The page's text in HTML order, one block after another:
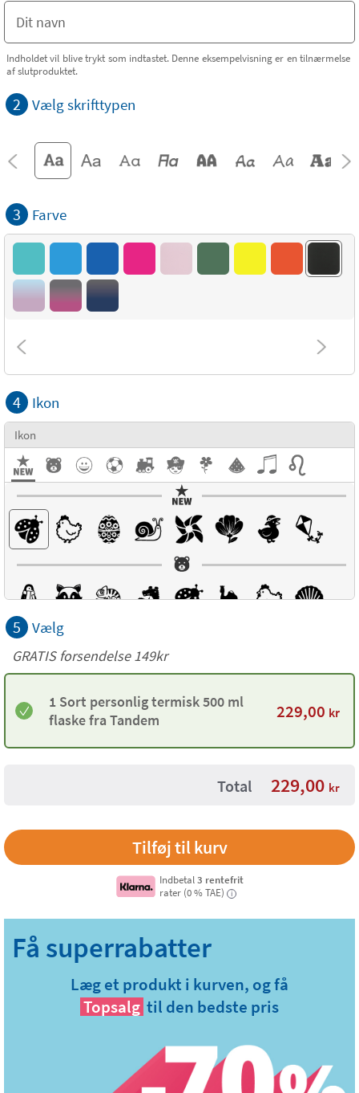
Indholdet vil blive trykt som indtastet. Denne eksempelvisning er en tilnærmelse
af slutproduktet.
2 Vælg skrifttypen
3 Farve
4 Ikon
Ikon
5 Vælg
GRATIS forsendelse 149kr
1 Sort personlig termisk 500 ml
flaske fra Tandem
229,00 kr
Total 229,00 kr
Indbetal3 rentefrit
rater (0 % TAE)
i
Læg et produkt i kurven, og få
Topsalg til den bedste pris